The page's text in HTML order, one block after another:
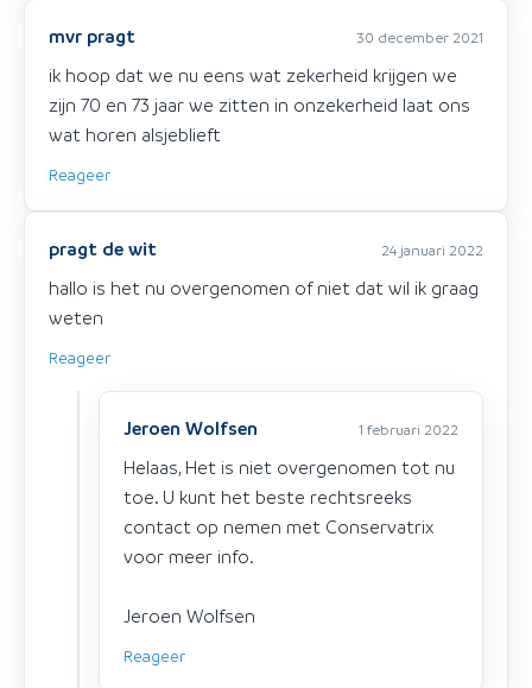
mvr pragt 30 december 2021
ik hoop dat we nu eens wat zekerheid krijgen we
zijn 70 en 73 jaar we zitten in onzekerheid laat ons
wat horen alsjeblieft
Reageer
pragt de wit 24 januari 2022
hallo is het nu overgenomen of niet dat wil ik graag
weten
Reageer
Jeroen Wolfsen 1 februari 2022
Helaas, Het is niet overgenomen tot nu
toe. U kunt het beste rechtsreeks
contact op nemen met Conservatrix
voor meer info.
Jeroen Wolfsen
Reageer